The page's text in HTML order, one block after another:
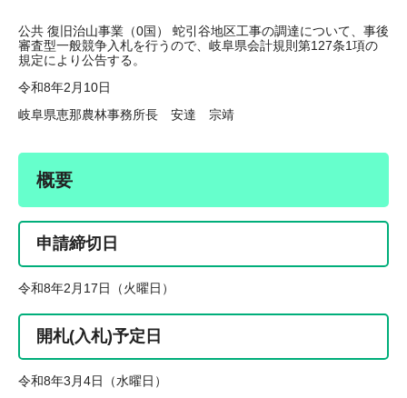
公共 復旧治山事業（0国） 蛇引谷地区工事の調達について、事後
審査型一般競争入札を行うので、岐阜県会計規則第127条1項の
規定により公告する。
令和8年2月10日
岐阜県恵那農林事務所長 安達 宗靖
概要
申請締切日
令和8年2月17日（火曜日）
開札(入札)予定日
令和8年3月4日（水曜日）